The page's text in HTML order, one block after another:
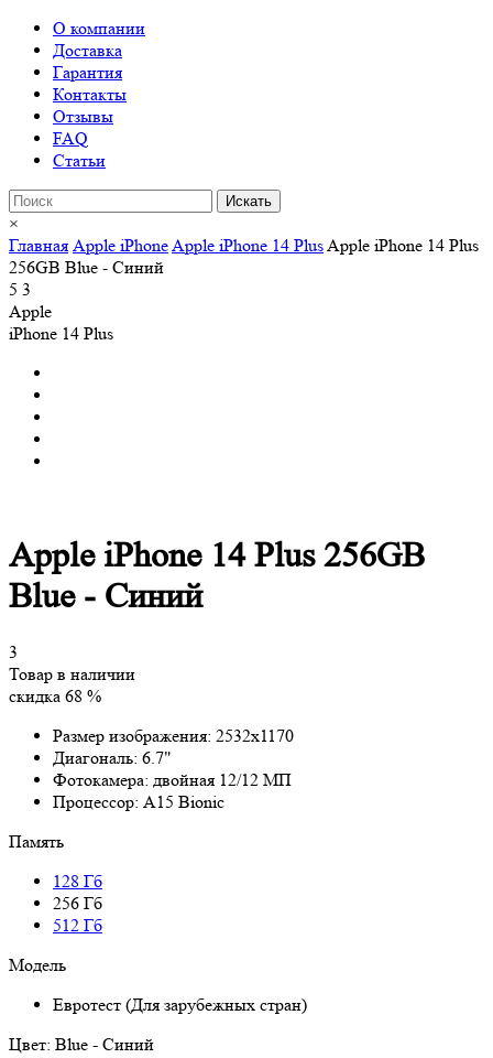
О компании
Доставка
Гарантия
Контакты
Отзывы
FAQ
Статьи
×
Главная Apple iPhoneApple iPhone 14 PlusApple iPhone 14 Plus
256GB Blue - Синий
5 3
Apple
iPhone 14 Plus
Apple iPhone 14 Plus 256GB
Blue - Синий
3
Товар в наличии
скидка 68 %
Размер изображения: 2532x1170
Диагональ: 6.7"
Фотокамера: двойная 12/12 МП
Процессор: A15 Bionic
Память
128 Гб
256 Гб
512 Гб
Модель
Евротест (Для зарубежных стран)
Цвет: Blue - Синий